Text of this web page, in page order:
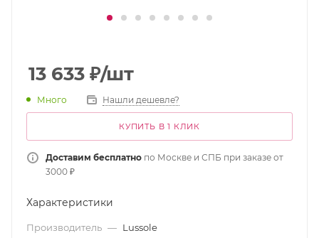
13 633 ₽/шт
Много Нашли дешевле?
КУПИТЬ В 1 КЛИК
Доставим бесплатно по Москве и СПБ при заказе от
3000 ₽
Характеристики
Производитель — Lussole